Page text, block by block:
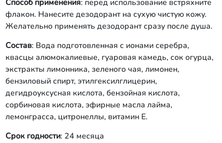
Способ применения: перед использование встряхните
флакон. Нанесите дезодорант на сухую чистую кожу.
Желательно применять дезодорант сразу после душа.
Состав: Вода подготовленная с ионами серебра,
квасцы алюмокалиевые, гуаровая камедь, сок огурца,
экстракты лимонника, зеленого чая, лимонен,
бензиловый спирт, этилгексилглицерин,
дегидроуксусная кислота, бензойная кислота,
сорбиновая кислота, эфирные масла лайма,
лемонграсса, цитронеллы, витамин Е.
Срок годности: 24 месяца